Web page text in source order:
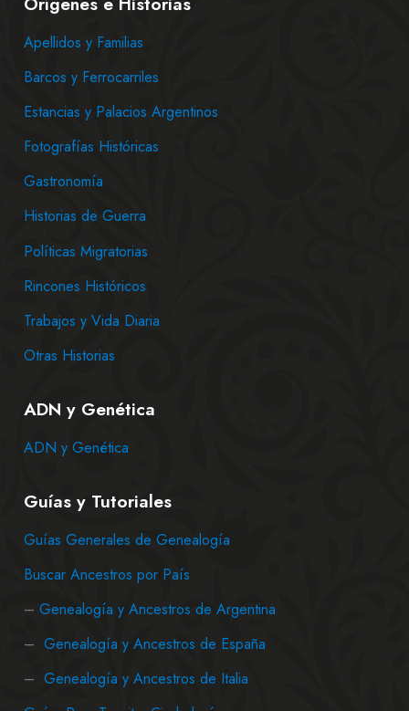
Apellidos y Familias
Barcos y Ferrocarriles
Estancias y Palacios Argentinos
Fotografías Históricas
Gastronomía
Historias de Guerra
Políticas Migratorias
Rincones Históricos
Trabajos y Vida Diaria
Otras Historias
ADN y Genética
ADN y Genética
Guías y Tutoriales
Guías Generales de Genealogía
Buscar Ancestros por País
– Genealogía y Ancestros de Argentina
– Genealogía y Ancestros de España
– Genealogía y Ancestros de Italia